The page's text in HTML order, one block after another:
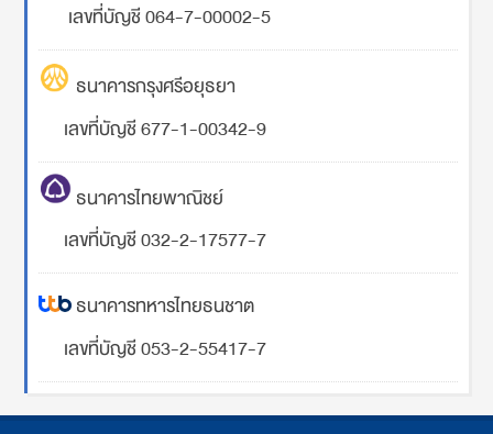
เลขที่บัญชี 064-7-00002-5
ธนาคารกรุงศรีอยุธยา
เลขที่บัญชี 677-1-00342-9
ธนาคารไทยพาณิชย์
เลขที่บัญชี 032-2-17577-7
ธนาคารทหารไทยธนชาต
เลขที่บัญชี 053-2-55417-7